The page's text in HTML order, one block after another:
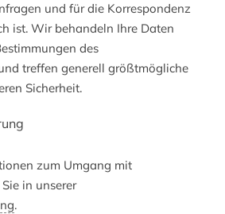
und für die Korrespondenz
ist. Wir behandeln Ihre Daten
des
treffen generell größtmögliche
Sicherheit.
zum Umgang mit
in unserer
.